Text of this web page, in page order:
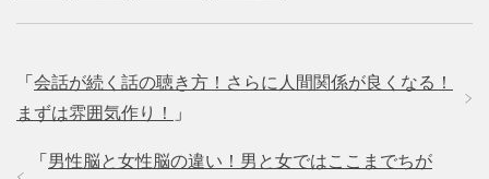
「 会話が続く話の聴き方！さらに人間関係が良くなる！
まずは雰囲気作り！
」
「 男性脳と女性脳の違い！男と女ではここまでちが